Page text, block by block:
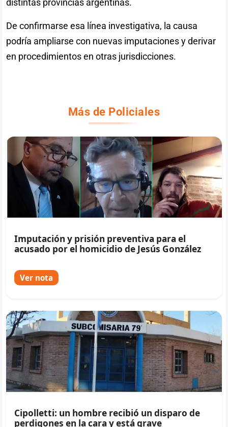
distintas provincias argentinas.
De confirmarse esa línea investigativa, la causa
podría ampliarse con nuevas imputaciones y derivar
en procedimientos en otras jurisdicciones.
Más de Policiales
Imputación y prisión preventiva para el
acusado por el homicidio de Jesús González
Ver nota
Cipolletti: un hombre recibió un disparo de
perdigones en la cara y está grave